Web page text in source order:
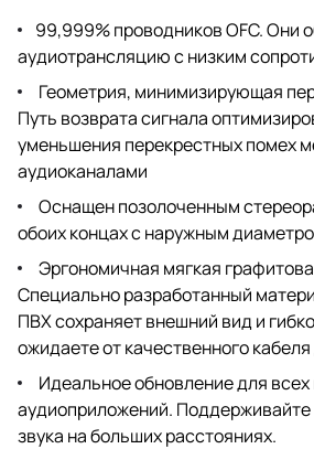
всех персональных
аудиоприложений.
99,999% проводников OFC. Они
аудиотрансляцию с низким
Геометрия, минимизирующая
Путь возврата сигнала
уменьшения перекрестных помех
аудиоканалами
Оснащен позолоченным
обоих концах с наружным
Эргономичная мягкая
Специально разработанный
ПВХ сохраняет внешний вид и
ожидаете от качественного
Идеальное обновление для
аудиоприложений.
звука на больших расстояниях.